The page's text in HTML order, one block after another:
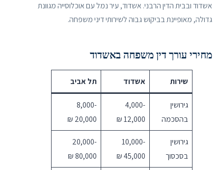
אשדוד ובבית הדין הרבני. אשדוד, עיר נמל עם אוכלוסייה מגוונת
גדולה, מאופיינת בביקוש גבוה לשירותי דיני משפחה.
מחירי עורך דין משפחה באשדוד
שירות אשדוד תל אביב
גירושין
בהסכמה
4,000-
12,000 ₪
8,000-
20,000 ₪
גירושין
בסכסוך
10,000-
45,000 ₪
20,000-
80,000 ₪